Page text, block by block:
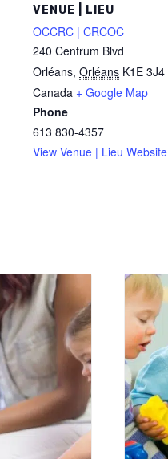
VENUE | LIEU
OCCRC | CRCOC
240 Centrum Blvd
Orléans, Orléans K1E 3J4
Canada + Google Map
Phone
613 830-4357
View Venue | Lieu Website